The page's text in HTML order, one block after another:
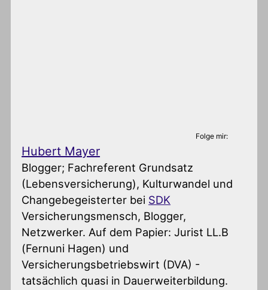
Folge mir:
Hubert Mayer
Blogger; Fachreferent Grundsatz
(Lebensversicherung), Kulturwandel und
Changebegeisterter bei SDK
Versicherungsmensch, Blogger,
Netzwerker. Auf dem Papier: Jurist LL.B
(Fernuni Hagen) und
Versicherungsbetriebswirt (DVA) -
tatsächlich quasi in Dauerweiterbildung.